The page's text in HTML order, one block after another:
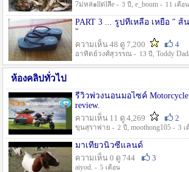
7ม่หล่๑llต่lลีe - 3 ปี , e_boum - 11 เดือน
PART 3 ... รูปที่เหลือ เหยื่อ "
"
ความเห็น 48 ดู 7,200
4
อาทิตย์วงศ์สุวรรณ - 13 ปี , Toddy
ห้องคลิปทั่วไป
รีวิวพ่วงนอนมอไซค์ Motorcycle
review.
ความเห็น 11 ดู 4,269
2
ขุนสุราพ่าย - 2 ปี , moothong105 - 3 เ
มาเที่ยวนิวซีแลนด์
ความเห็น 0 ดู 744
3
aiyod. - 5 เดือน